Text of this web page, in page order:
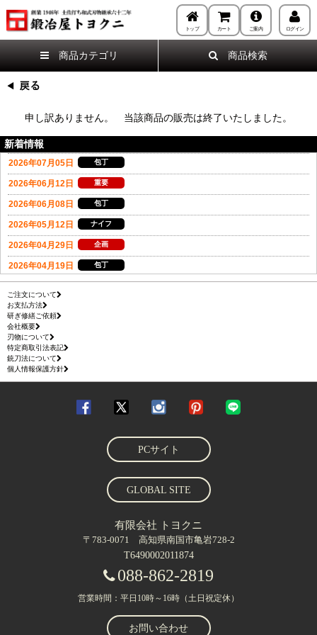
トップ カート ご案内 ログイン
商品カテゴリ 商品検索
申し訳ありません。 当該商品の販売は終了いたしました。
新着情報
ご注文について
お支払方法
研ぎ修繕ご依頼
会社概要
刃物について
特定商取引法表記
銃刀法について
個人情報保護方針
PCサイト
GLOBAL SITE
有限会社 トヨクニ
〒783-0071 高知県南国市亀岩728-2
T6490002011874
088-862-2819
営業時間：平日10時～16時（土日祝定休）
お問い合わせ